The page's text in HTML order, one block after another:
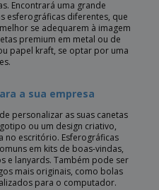
Encontrará uma grande
esferográficas diferentes, que
se adequarem à imagem
premium em metal ou de
papel kraft, se optar por uma
a sua empresa
personalizar as suas canetas
ou um design criativo,
no escritório. Esferográficas
em kits de boas-vindas,
e lanyards. Também pode ser
mais originais, como bolas
para o computador.